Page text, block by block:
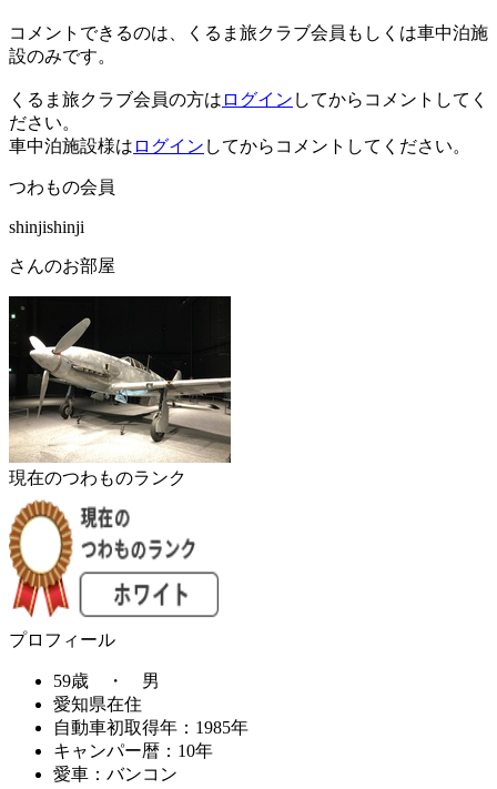
コメントできるのは、くるま旅クラブ会員もしくは車中泊施
設のみです。
くるま旅クラブ会員の方は ログイン してからコメントしてく
ださい。
車中泊施設様は ログイン してからコメントしてください。
つわもの会員
shinjishinji
さんのお部屋
現在のつわものランク
プロフィール
59歳 ・ 男
愛知県在住
自動車初取得年：1985年
キャンパー暦：10年
愛車：バンコン